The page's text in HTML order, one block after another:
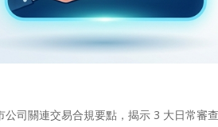
公司關連交易合規要點，揭示 3 大日常審